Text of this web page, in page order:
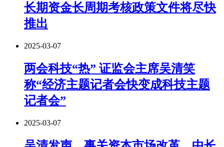
长期资金长周期考核政策文件将尽快
推出
2025-03-07
两会科技“热” 证监会主席吴清笑
称“经济主题记者会快变成科技主题
记者会”
2025-03-07